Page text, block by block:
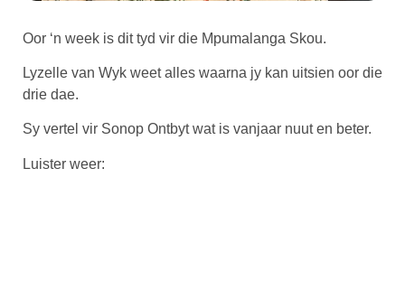
Oor ‘n week is dit tyd vir die Mpumalanga Skou.
Lyzelle van Wyk weet alles waarna jy kan uitsien oor die
drie dae.
Sy vertel vir Sonop Ontbyt wat is vanjaar nuut en beter.
Luister weer: